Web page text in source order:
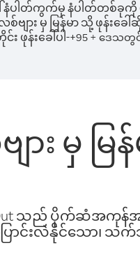
ါ်နံပါတ်ကွက်မှ နံပါတ်တစ်ခုကို ဖု
စ်ဗျား မှ မြန်မာ သို့ ဖုန်းခေ
ဖုန်းခေါ်ပါ-+95+ ဒေသတွင်
ား မှ မ
သည် ပိုက်ဆံအကုန်အ
ောင်းလဲနိုင်သော၊ သ